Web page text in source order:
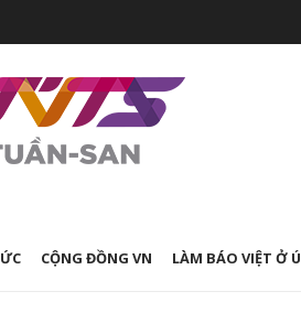
CỘNG ĐỒNG VN LÀM BÁO VIỆT Ở